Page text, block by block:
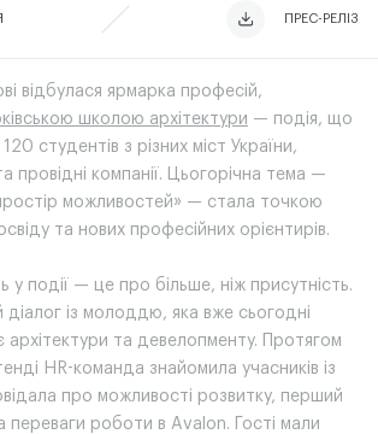
ПРЕС-РЕЛІЗ
ЧИТАТИ ІСТОРІЮ
відбулася ярмарка професій,
школою архітектури — подія, що
студентів з різних міст України,
провідні компанії. Цьогорічна тема —
можливостей» — стала точкою
та нових професійних орієнтирів.
у події — це про більше, ніж присутність.
діалог із молоддю, яка вже сьогодні
та девелопменту. Протягом
HR-команда знайомила учасників із
про можливості розвитку, перший
переваги роботи в Avalon. Гості мали